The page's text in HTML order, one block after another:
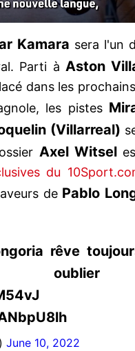
Kamara sera l'un
Parti à Aston
dans les
les pistes
(Villarreal)
Axel Witsel
du
de Pablo
rêve
oublier
June 10, 2022